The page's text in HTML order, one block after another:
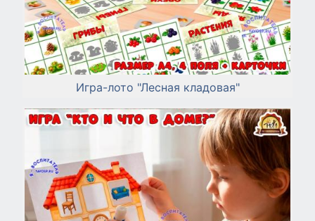
Игра-лото "Лесная кладовая"